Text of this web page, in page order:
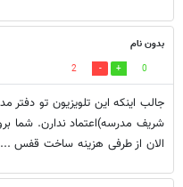
بدون نام
0
2
جالب اینکه این تلویزیون تو
شریف مدرسه)اعتماد ندارن. شما
الان از طرفی هزینه ساخت قفس